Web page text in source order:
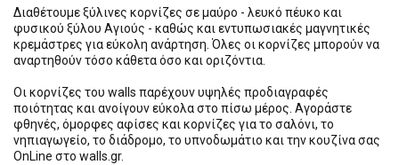
Διαθέτουμε ξύλινες κορνίζες σε μαύρο - λευκό πέυκο και
φυσικού ξύλου Αγιούς - καθώς και εντυπωσιακές μαγνητικές
κρεμάστρες για εύκολη ανάρτηση. Όλες οι κορνίζες μπορούν να
αναρτηθούν τόσο κάθετα όσο και οριζόντια.
Οι κορνίζες του walls παρέχουν υψηλές προδιαγραφές
ποιότητας και ανοίγουν εύκολα στο πίσω μέρος. Αγοράστε
φθηνές, όμορφες αφίσες και κορνίζες για το σαλόνι, το
νηπιαγωγείο, το διάδρομο, το υπνοδωμάτιο και την κουζίνα σας
OnLine στο walls.gr.